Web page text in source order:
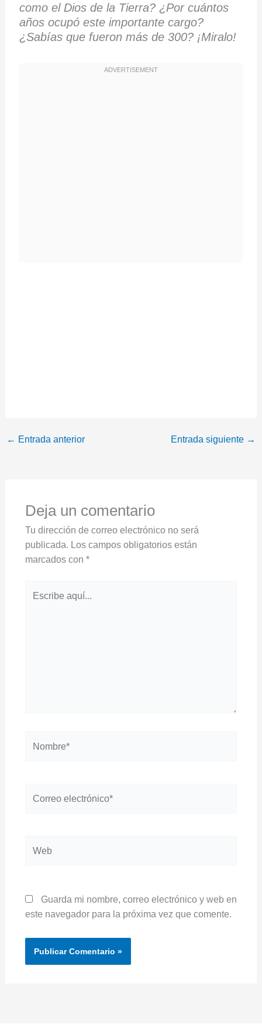
como el Dios de la Tierra? ¿Por cuántos
años ocupó este importante cargo?
¿Sabías que fueron más de 300? ¡Miralo!
← Entrada anterior Entrada siguiente →
Deja un comentario
Tu dirección de correo electrónico no será
publicada. Los campos obligatorios están
marcados con *
aquí...
electrónico*
Guarda mi nombre, correo electrónico y web en
este navegador para la próxima vez que comente.